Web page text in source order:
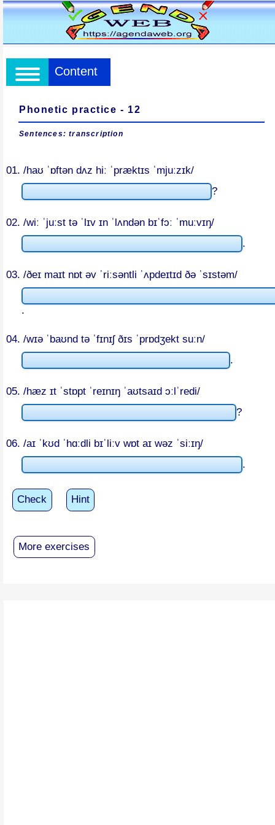
Content
Phonetic practice - 12
Sentences: transcription
01. /haʊ ˈɒftən dʌz hiː ˈpræktɪs ˈmjuːzɪk/
?
02. /wiː ˈjuːst tə ˈlɪv ɪn ˈlʌndən bɪˈfɔː ˈmuːvɪŋ/
.
03. /ðeɪ maɪt nɒt əv ˈriːsəntli ˈʌpdeɪtɪd ðə ˈsɪstəm/
.
04. /wɪə ˈbaʊnd tə ˈfɪnɪʃ ðɪs ˈprɒdʒekt suːn/
.
05. /hæz ɪt ˈstɒpt ˈreɪnɪŋ ˈaʊtsaɪd ɔːlˈredi/
?
06. /aɪ ˈkʊd ˈhɑːdli bɪˈliːv wɒt aɪ wəz ˈsiːɪŋ/
.
Check Hint
More exercises